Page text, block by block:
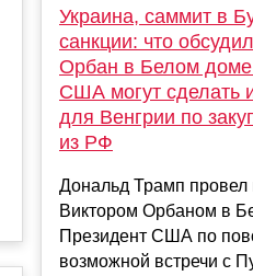
Украина, саммит в
санкции: что
Орбан в Белом
США могут сделать
для Венгрии по
из РФ
Дональд Трамп провел
Виктором Орбаном в
Президент США по
возможной встречи с